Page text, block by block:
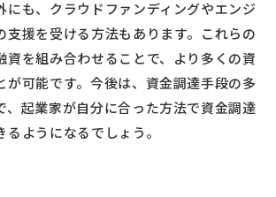
にも、クラウドファンディングやエンジ
支援を受ける方法もあります。これらの
資を組み合わせることで、より多くの資
が可能です。今後は、資金調達手段の多
、起業家が自分に合った方法で資金調達
ようになるでしょう。